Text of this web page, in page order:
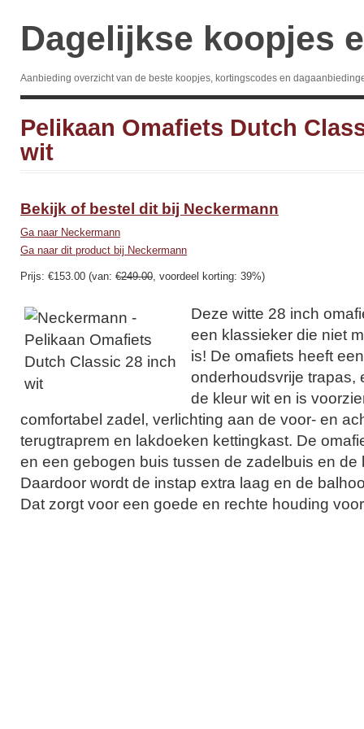
Dagelijkse koopjes
Aanbieding overzicht van de beste koopjes, kortingscodes en
Pelikaan Omafiets Dutch
wit
Bekijk of bestel dit bij Neckermann
Ga naar Neckermann
Ga naar dit product bij Neckermann
Prijs: €153.00 (van: €249.00, voordeel korting: 39%)
Deze witte 28 inch
een klassieker die niet
is! De omafiets heeft
onderhoudsvrije trapas,
de kleur wit en is
comfortabel zadel, verlichting aan de voor- en
terugtraprem en lakdoeken kettingkast. De
en een gebogen buis tussen de zadelbuis en de
Daardoor wordt de instap extra laag en de
Dat zorgt voor een goede en rechte houding